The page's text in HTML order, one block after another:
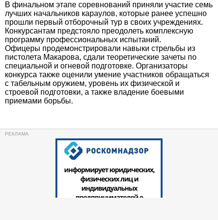
В финальном этапе соревнований приняли участие семь
лучших начальников караулов, которые ранее успешно
прошли первый отборочный тур в своих учреждениях.
Конкурсантам предстояло преодолеть комплексную
программу профессиональных испытаний.
Офицеры продемонстрировали навыки стрельбы из
пистолета Макарова, сдали теоретические зачеты по
специальной и огневой подготовке. Организаторы
конкурса также оценили умение участников обращаться
с табельным оружием, уровень их физической и
строевой подготовки, а также владение боевыми
приемами борьбы.